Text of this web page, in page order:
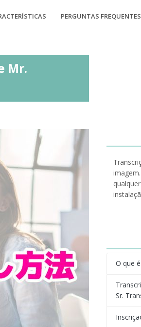
PERGUNTAS FREQUENTES
Mr.
O que
Sr.